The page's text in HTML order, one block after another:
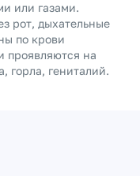
или газами.
рот, дыхательные
по крови
проявляются на
горла, гениталий.